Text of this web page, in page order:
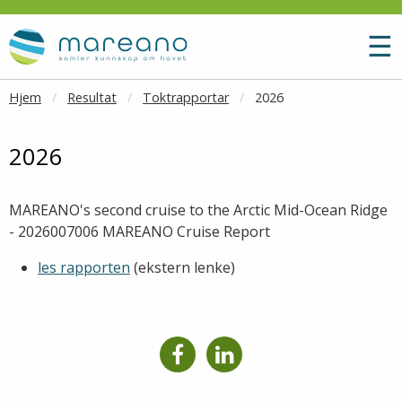
Gå til hovedinnhold
☰
Hjem Resultat Toktrapportar 2026
2026
MAREANO's second cruise to the Arctic Mid-Ocean Ridge
- 2026007006 MAREANO Cruise Report
les rapporten (ekstern lenke)